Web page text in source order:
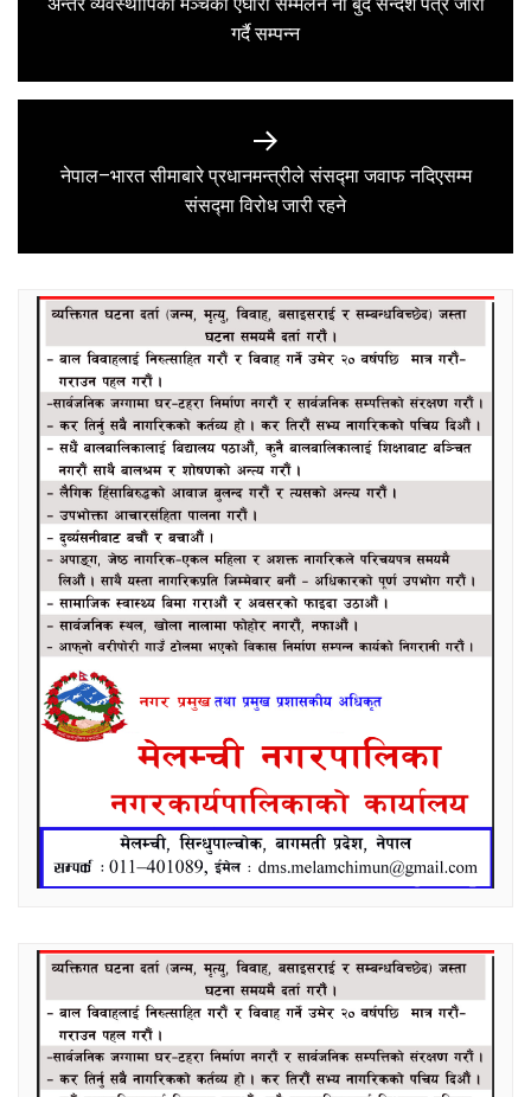
Previous
post:
गर्दै सम्पन्न
Next
post:
नेपाल–भारत सीमाबारे प्रधानमन्त्रीले संसद्मा जवाफ नदिएसम्म
संसद्मा विरोध जारी रहने